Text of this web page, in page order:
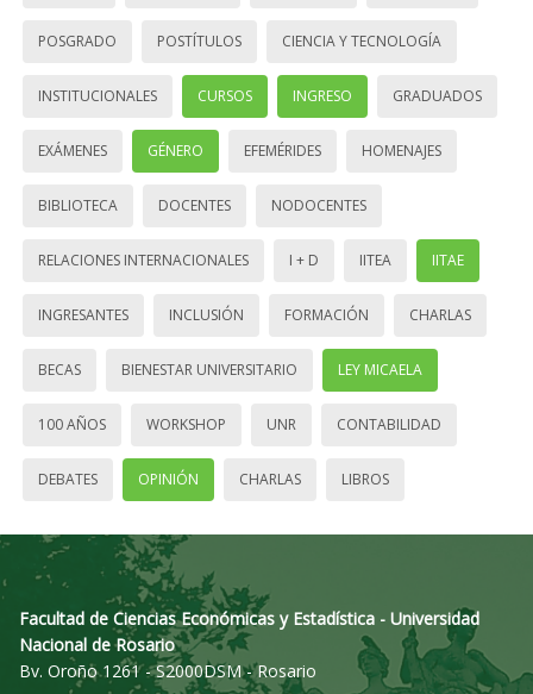
POSGRADO POSTÍTULOS CIENCIA Y TECNOLOGÍA
INSTITUCIONALES CURSOS INGRESO GRADUADOS
EXÁMENES GÉNERO EFEMÉRIDES HOMENAJES
BIBLIOTECA DOCENTES NODOCENTES
RELACIONES INTERNACIONALES I + D IITEA IITAE
INGRESANTES INCLUSIÓN FORMACIÓN CHARLAS
BECAS BIENESTAR UNIVERSITARIO LEY MICAELA
100 AÑOS WORKSHOP UNR CONTABILIDAD
DEBATES OPINIÓN CHARLAS LIBROS
Facultad de Ciencias Económicas y Estadística - Universidad
Nacional de Rosario
Bv. Oroño 1261 - S2000DSM - Rosario